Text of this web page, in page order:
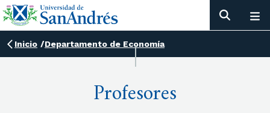
Inicio /Departamento de Economía
Profesores